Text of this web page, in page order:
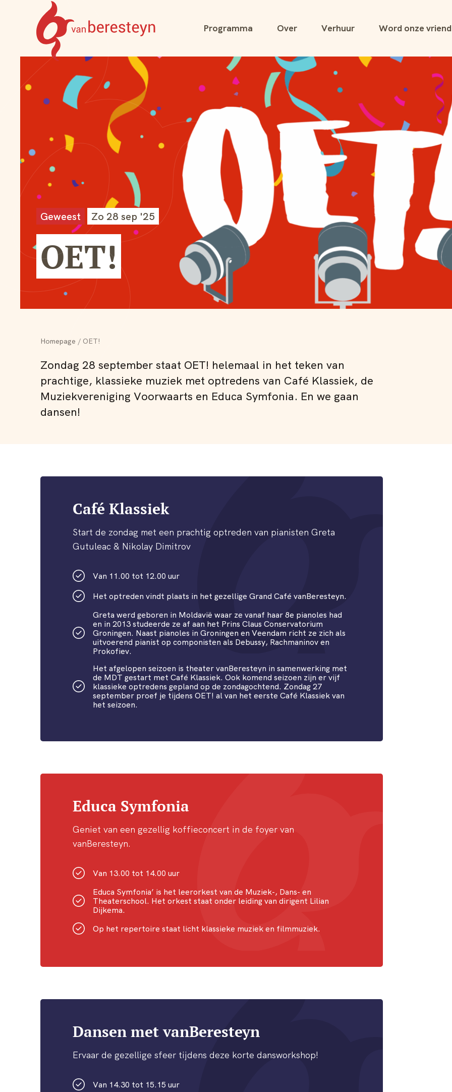
Navigatie
overslaanTheater
vanBeresteyn
Programma Over Verhuur Word onze vriend
Geweest Zo 28 sep '25
OET!
Homepage OET!
Zondag 28 september staat OET! helemaal in het teken van
prachtige, klassieke muziek met optredens van Café Klassiek, de
Muziekvereniging Voorwaarts en Educa Symfonia. En we gaan
dansen!
Café Klassiek
Start de zondag met een prachtig optreden van pianisten Greta
Gutuleac & Nikolay Dimitrov
Van 11.00 tot 12.00 uur
Het optreden vindt plaats in het gezellige Grand Café vanBeresteyn.
Greta werd geboren in Moldavië waar ze vanaf haar 8e pianoles had
en in 2013 studeerde ze af aan het Prins Claus Conservatorium
Groningen. Naast pianoles in Groningen en Veendam richt ze zich als
uitvoerend pianist op componisten als Debussy, Rachmaninov en
Prokofiev.
Het afgelopen seizoen is theater vanBeresteyn in samenwerking met
de MDT gestart met Café Klassiek. Ook komend seizoen zijn er vijf
klassieke optredens gepland op de zondagochtend. Zondag 27
september proef je tijdens OET! al van het eerste Café Klassiek van
het seizoen.
Educa Symfonia
Geniet van een gezellig koffieconcert in de foyer van
vanBeresteyn.
Van 13.00 tot 14.00 uur
Educa Symfonia’ is het leerorkest van de Muziek-, Dans- en
Theaterschool. Het orkest staat onder leiding van dirigent Lilian
Dijkema.
Op het repertoire staat licht klassieke muziek en filmmuziek.
Dansen met vanBeresteyn
Ervaar de gezellige sfeer tijdens deze korte dansworkshop!
Van 14.30 tot 15.15 uur